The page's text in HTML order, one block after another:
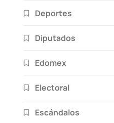
Deportes
Diputados
Edomex
Electoral
Escándalos